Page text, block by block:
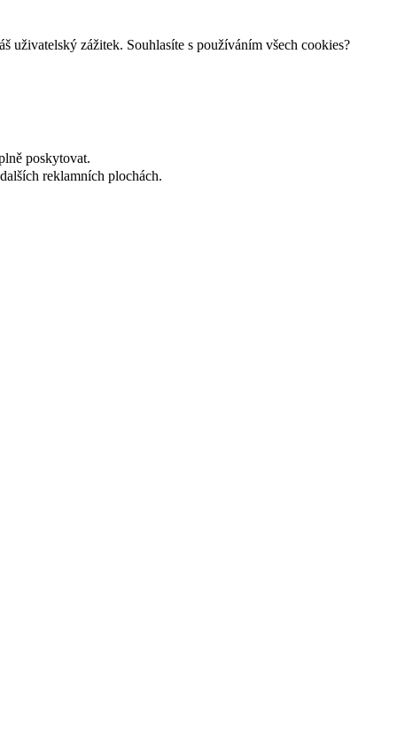
uživatelský zážitek. Souhlasíte s používáním všech cookies?
poskytovat.
reklamních plochách.